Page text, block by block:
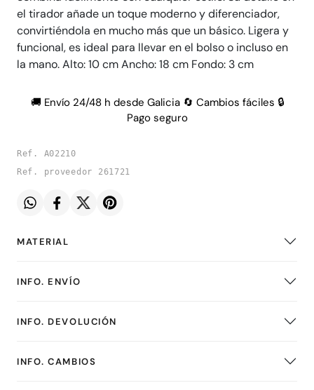
el tirador añade un toque moderno y diferenciador,
convirtiéndola en mucho más que un básico. Ligera y
funcional, es ideal para llevar en el bolso o incluso en
la mano. Alto: 10 cm Ancho: 18 cm Fondo: 3 cm
🚚 Envío 24/48 h desde Galicia 🔄 Cambios fáciles 🔒
Pago seguro
Ref. A02210
Ref. proveedor 261721
MATERIAL
INFO. ENVÍO
INFO. DEVOLUCIÓN
INFO. CAMBIOS